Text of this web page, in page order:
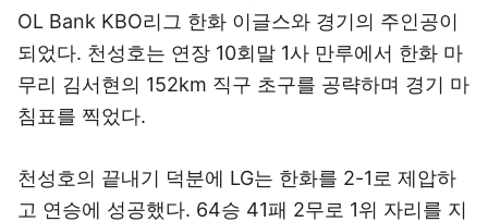
OL Bank KBO리그 한화 이글스와 경기의 주인공이
되었다. 천성호는 연장 10회말 1사 만루에서 한화 마
무리 김서현의 152km 직구 초구를 공략하며 경기 마
침표를 찍었다.
천성호의 끝내기 덕분에 LG는 한화를 2-1로 제압하
고 연승에 성공했다. 64승 41패 2무로 1위 자리를 지